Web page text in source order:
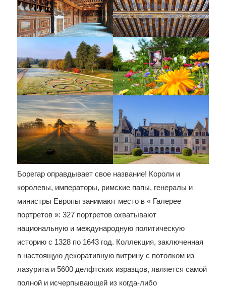
Борегар оправдывает свое название! Короли и
королевы, императоры, римские папы, генералы и
министры Европы занимают место в « Галерее
портретов »: 327 портретов охватывают
национальную и международную политическую
историю с 1328 по 1643 год. Коллекция, заключенная
в настоящую декоративную витрину с потолком из
лазурита и 5600 делфтских изразцов, является самой
полной и исчерпывающей из когда-либо